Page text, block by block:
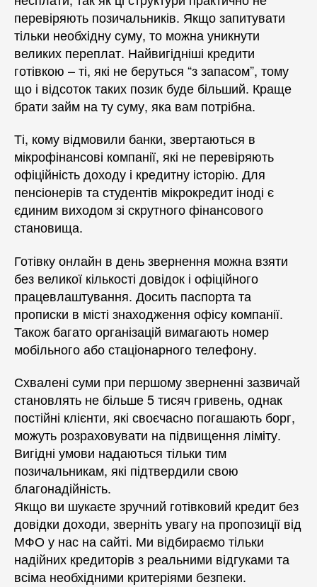
перевіряють позичальників. Якщо запитувати
тільки необхідну суму, то можна уникнути
великих переплат. Найвигідніші кредити
готівкою – ті, які не беруться “з запасом”, тому
що і відсоток таких позик буде більший. Краще
брати займ на ту суму, яка вам потрібна.
Ті, кому відмовили банки, звертаються в
мікрофінансові компанії, які не перевіряють
офіційність доходу і кредитну історію. Для
пенсіонерів та студентів мікрокредит іноді є
єдиним виходом зі скрутного фінансового
становища.
Готівку онлайн в день звернення можна взяти
без великої кількості довідок і офіційного
працевлаштування. Досить паспорта та
прописки в місті знаходження офісу компанії.
Також багато організацій вимагають номер
мобільного або стаціонарного телефону.
Схвалені суми при першому зверненні зазвичай
становлять не більше 5 тисяч гривень, однак
постійні клієнти, які своєчасно погашають борг,
можуть розраховувати на підвищення ліміту.
Вигідні умови надаються тільки тим
позичальникам, які підтвердили свою
благонадійність.
Якщо ви шукаєте зручний готівковий кредит без
довідки доходи, зверніть увагу на пропозиції від
МФО у нас на сайті. Ми відбираємо тільки
надійних кредиторів з реальними відгуками та
всіма необхідними критеріями безпеки.